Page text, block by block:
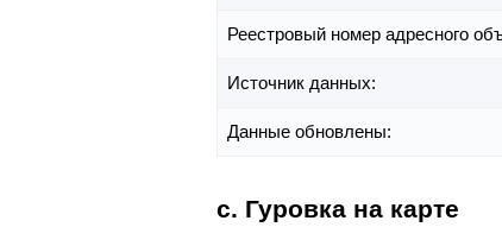
Реестровый номер адресного
Источник данных:
Данные обновлены:
с. Гуровка на карте